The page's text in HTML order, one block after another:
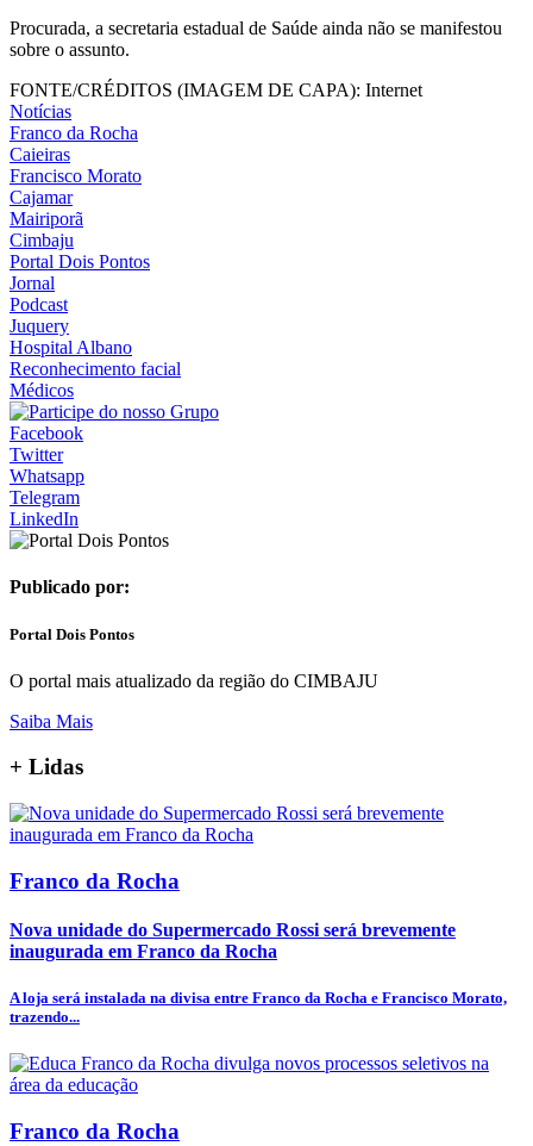
Procurada, a secretaria estadual de Saúde ainda não se manifestou
sobre o assunto.
FONTE/CRÉDITOS (IMAGEM DE CAPA): Internet
Notícias
Franco da Rocha
Caieiras
Francisco Morato
Cajamar
Mairiporã
Cimbaju
Portal Dois Pontos
Jornal
Podcast
Juquery
Hospital Albano
Reconhecimento facial
Médicos
Facebook
Twitter
Whatsapp
Telegram
LinkedIn
Publicado por:
Portal Dois Pontos
O portal mais atualizado da região do CIMBAJU
Saiba Mais
+ Lidas
Franco da Rocha
Nova unidade do Supermercado Rossi será brevemente
inaugurada em Franco da Rocha
A loja será instalada na divisa entre Franco da Rocha e Francisco Morato,
trazendo...
Franco da Rocha